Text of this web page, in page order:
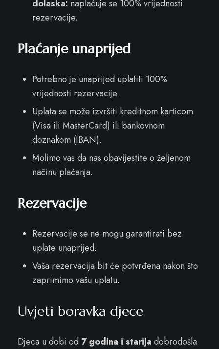
dolaska: naplaćuje se 100% vrijednosti
rezervacije.
Plaćanje unaprijed
Potrebno je unaprijed uplatiti 100%
vrijednosti rezervacije.
Uplata se može izvršiti kreditnom karticom
(Visa ili MasterCard) ili bankovnom
doznakom (IBAN).
Molimo vas da nas obavijestite o željenom
načinu plaćanja.
Rezervacije
Rezervacije se ne mogu garantirati bez
uplate unaprijed.
Vaša rezervacija bit će potvrđena nakon što
zaprimimo vašu uplatu.
Uvjeti boravka djece
Djeca u dobi od 7 godina i starija dobrodošla